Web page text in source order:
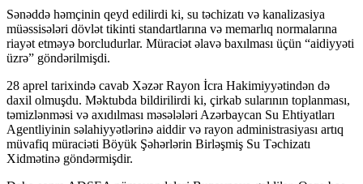
Sənəddə həmçinin qeyd edilirdi ki, su təchizatı və kanalizasiya
müəssisələri dövlət tikinti standartlarına və memarlıq normalarına
riayət etməyə borcludurlar. Müraciət əlavə baxılması üçün “aidiyyəti
üzrə” göndərilmişdi.
28 aprel tarixində cavab Xəzər Rayon İcra Hakimiyyətindən də
daxil olmuşdu. Məktubda bildirilirdi ki, çirkab sularının toplanması,
təmizlənməsi və axıdılması məsələləri Azərbaycan Su Ehtiyatları
Agentliyinin səlahiyyətlərinə aiddir və rayon administrasiyası artıq
müvafiq müraciəti Böyük Şəhərlərin Birləşmiş Su Təchizatı
Xidmətinə göndərmişdir.